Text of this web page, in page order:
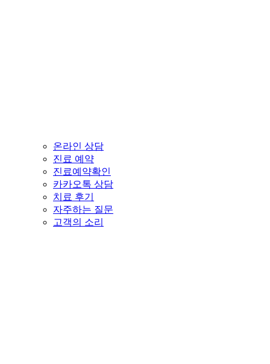
온라인 상담
진료 예약
진료예약확인
카카오톡 상담
치료 후기
자주하는 질문
고객의 소리